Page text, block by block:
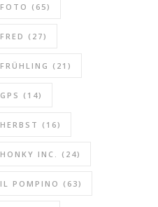
FOTO (65)
FRED (27)
FRÜHLING (21)
GPS (14)
HERBST (16)
HONKY INC. (24)
IL POMPINO (63)